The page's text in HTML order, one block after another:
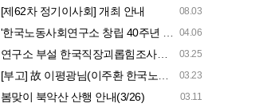
08.03
[제62차 정기이사회] 개최 안내
04.06
'한국노동사회연구소 창립 40주년 기념 행사 안내'
03.25
연구소 부설 한국직장괴롭힘조사센터 '2026년도 주요 사업 안내' (교육/컨설팅)
03.23
[부고] 故 이평광님(이주환 한국노동사회연구소 부소장 부친상)
03.11
봄맞이 북악산 산행 안내(3/26)